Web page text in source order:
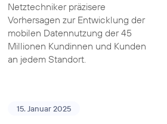
Netztechniker präzisere
Vorhersagen zur Entwicklung der
mobilen Datennutzung der 45
Millionen Kundinnen und Kunden
an jedem Standort.
15. Januar 2025